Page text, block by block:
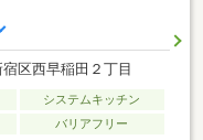
区西早稲田２丁目
システムキッチン
バリアフリー